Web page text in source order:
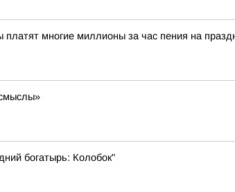
многие миллионы за час пения на
богатырь: Колобок"